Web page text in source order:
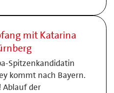
mit Katarina
Spitzenkandidatin
kommt nach Bayern.
Ablauf der